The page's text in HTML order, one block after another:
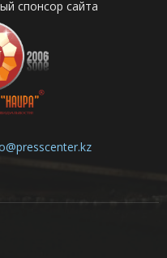
спонсор сайта